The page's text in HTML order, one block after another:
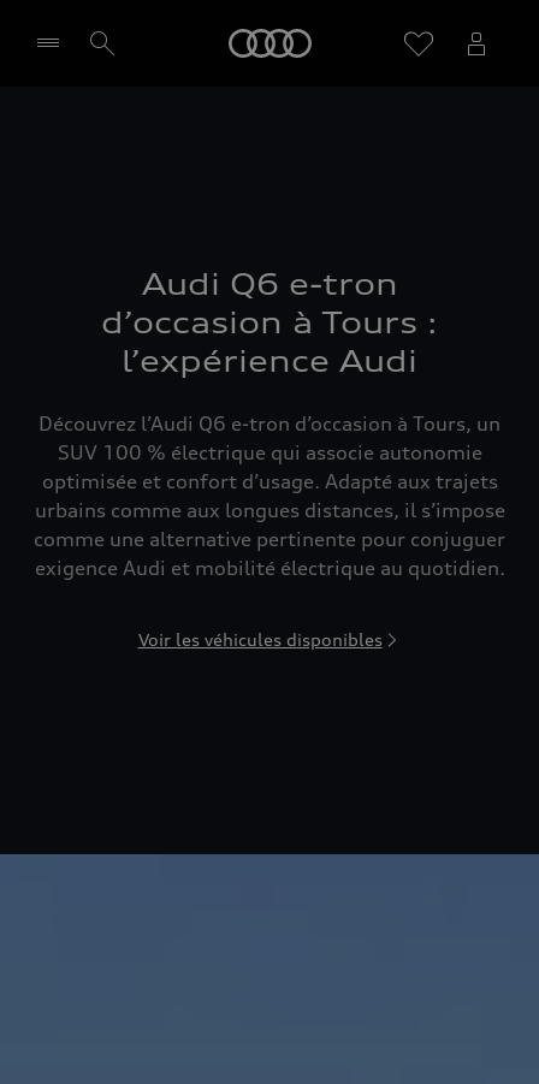
Audi Q6 e-tron
d’occasion à Tours :
l’expérience Audi
Découvrez l’Audi Q6 e-tron d’occasion à Tours, un
SUV 100 % électrique qui associe autonomie
optimisée et confort d’usage. Adapté aux trajets
urbains comme aux longues distances, il s’impose
comme une alternative pertinente pour conjuguer
exigence Audi et mobilité électrique au quotidien.
Voir les véhicules disponibles